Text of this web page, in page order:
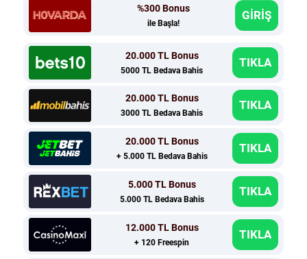
%300 Bonus
ile Başla!
GİRİŞ
20.000 TL Bonus
5000 TL Bedava Bahis
TIKLA
20.000 TL Bonus
3000 TL Bedava Bahis
TIKLA
20.000 TL Bonus
+ 5.000 TL Bedava Bahis
TIKLA
5.000 TL Bonus
5.000 TL Bedava Bahis
TIKLA
12.000 TL Bonus
+ 120 Freespin
TIKLA